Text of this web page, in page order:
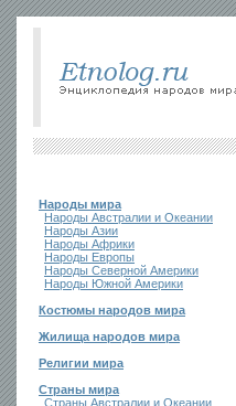
Народы мира
Народы Австралии и Океании
Народы Азии
Народы Африки
Народы Европы
Народы Северной Америки
Народы Южной Америки
Костюмы народов мира
Жилища народов мира
Религии мира
Страны мира
Страны Австралии и Океании